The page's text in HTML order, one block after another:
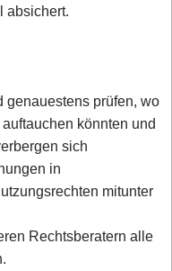
absichert.
prüfen, wo
könnten und
sich
in
mitunter
Rechtsberatern alle